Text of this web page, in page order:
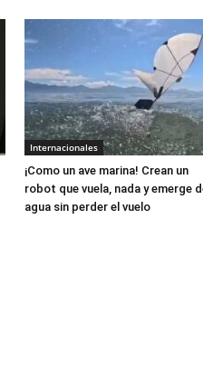
Internacionales
¡Como un ave marina! Crean un
robot que vuela, nada y emerge
agua sin perder el vuelo